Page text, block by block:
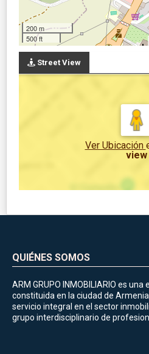
200 m
500 ft
Street View
Ver Ubicación
view
QUIÉNES SOMOS
ARM GRUPO INMOBILIARIO es
constituida en la ciudad de
servicio integral en el sector
grupo interdisciplinario de